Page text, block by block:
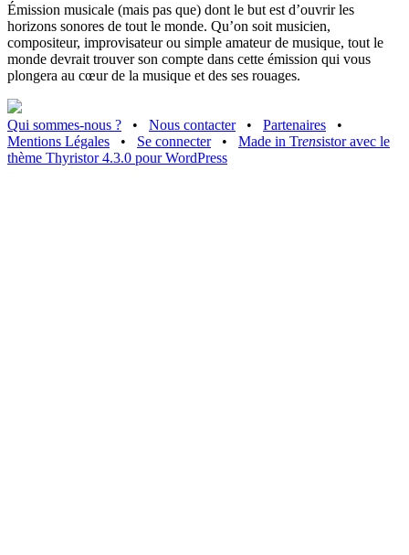
Émission musicale (mais pas que) dont le but est d’ouvrir les
horizons sonores de tout le monde. Qu’on soit musicien,
compositeur, improvisateur ou simple amateur de musique, tout le
monde devrait trouver son compte dans cette émission qui vous
plongera au cœur de la musique et des ses rouages.
Qui sommes-nous ? • Nous contacter • Partenaires
•
Mentions Légales
• Se connecter • Made in Trensistor avec le
thème Thyristor 4.3.0 pour WordPress